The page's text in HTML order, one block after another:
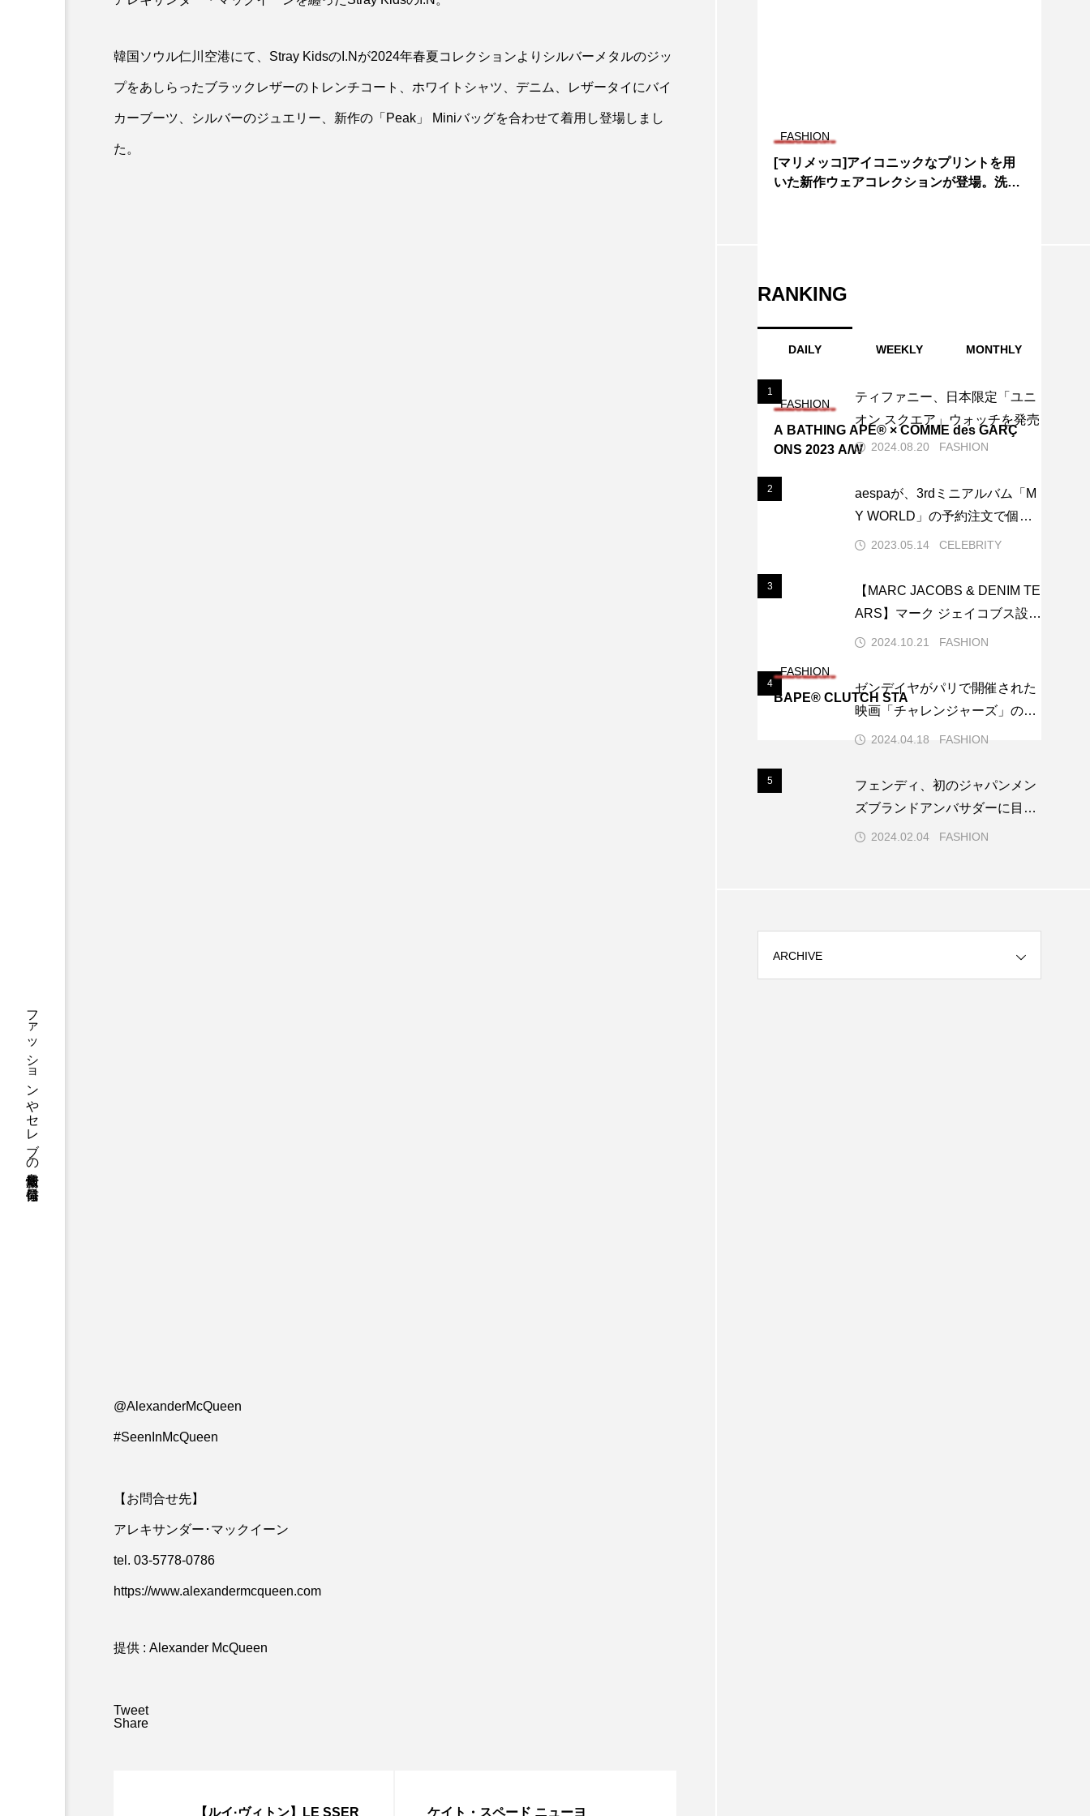
ファッションやセレブの最新情報を毎日発信
韓国ソウル仁川空港にて、Stray KidsのI.Nが2024年春夏コレクションよりシルバーメタルのジッ
プをあしらったブラックレザーのトレンチコート、ホワイトシャツ、デニム、レザータイにバイ
カーブーツ、シルバーのジュエリー、新作の「Peak」 Miniバッグを合わせて着用し登場しまし
た。
@AlexanderMcQueen
#SeenInMcQueen
【お問合せ先】
アレキサンダー･マックイーン
tel. 03-5778-0786
https://www.alexandermcqueen.com
提供 : Alexander McQueen
Tweet
Share
【ルイ·ヴィトン】LE SSER ケイト・スペード ニューヨ
FASHION
[マリメッコ]アイコニックなプリントを用
いた新作ウェアコレクションが登場。洗練
FASHION
A BATHING APE® × COMME des GARÇ
ONS 2023 A/W
FASHION
BAPE® CLUTCH STA
RANKING
DAILY WEEKLY MONTHLY
1
ティファニー、日本限定「ユニ
オン スクエア」ウォッチを発売
2024.08.20 FASHION
2
aespaが、3rdミニアルバム「M
Y WORLD」の予約注文で個人
最高記録を更新し、K-POPガー
達成しました。
2023.05.14 CELEBRITY
3
【MARC JACOBS & DENIM TE
ARS】マーク ジェイコブス設立
40周年を祝しコラボレーション
2024.10.21 FASHION
4
ゼンデイヤがパリで開催された
映画「チャレンジャーズ」のプ
レミアでのフォトコールでブル
2024.04.18 FASHION
5
フェンディ、初のジャパンメン
ズブランドアンバサダーに目黒
蓮を起用！
2024.02.04 FASHION
ARCHIVE